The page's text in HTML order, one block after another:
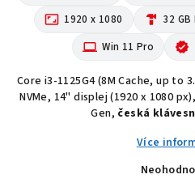
aspect_ratio 1920 x 1080 hardware 32 GB
computer Win 11 Pro verified
Core i3-1125G4 (8M Cache, up to
NVMe, 14" displej (1920 x 1080
Gen, česká
Více
Průměrné